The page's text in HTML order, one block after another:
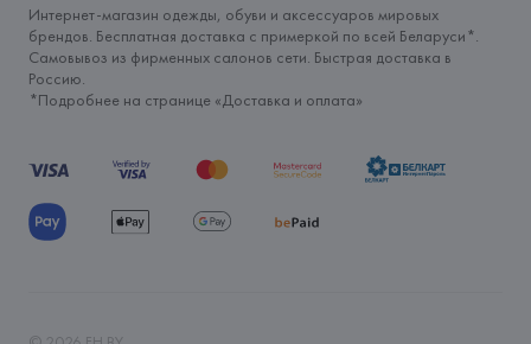
Интернет-магазин одежды, обуви и аксессуаров мировых
брендов. Бесплатная доставка с примеркой по всей Беларуси*.
Самовывоз из фирменных салонов сети. Быстрая доставка в
Россию.
*Подробнее на странице «Доставка и оплата»